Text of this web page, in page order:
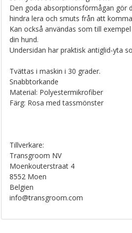
Den goda absorptionsförmågan
hindra lera och smuts från att
Kan också användas som till
din hund.
Undersidan har praktisk antiglid-yta
Tvättas i maskin i 30 grader.
Snabbtorkande
Material: Polyestermikrofiber
Färg: Rosa med tassmönster
Tillverkare:
Transgroom NV
Moenkouterstraat 4
8552 Moen
Belgien
info@transgroom.com